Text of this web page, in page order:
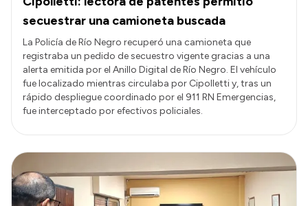
Convocatorias
Intranet
Login
secuestrar una camioneta buscada
La Policía de Río Negro recuperó una camioneta que
registraba un pedido de secuestro vigente gracias a una
alerta emitida por el Anillo Digital de Río Negro. El vehículo
fue localizado mientras circulaba por Cipolletti y, tras un
rápido despliegue coordinado por el 911 RN Emergencias,
fue interceptado por efectivos policiales.